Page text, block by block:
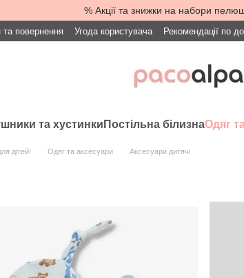
% Акції та знижки на набори
та повернення Угода користувача Рекомендації по
та хустинки Постільна білизнаОдяг
дітей! Одяг та аксесуари Аксесуари дитячі